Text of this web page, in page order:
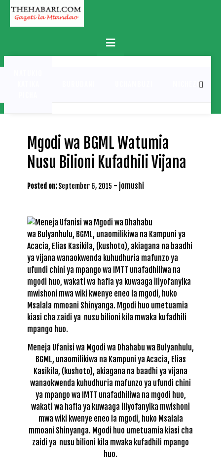
Skip
content
Primary
Menu
MICHEZO
Mgodi wa BGML Watumia
Nusu Bilioni Kufadhili Vijana
Posted on: September 6, 2015 - jomushi
Meneja Ufanisi wa Mgodi wa Dhahabu wa Bulyanhulu,
BGML, unaomilikiwa na Kampuni ya Acacia, Elias
Kasikila, (kushoto), akiagana na baadhi ya vijana
wanaokwenda kuhudhuria mafunzo ya ufundi chini
ya mpango wa IMTT unafadhiliwa na mgodi huo,
wakati wa hafla ya kuwaaga iliyofanyika mwishoni
mwa wiki kwenye eneo la mgodi, huko Msalala
mmoani Shinyanga. Mgodi huo umetuamia kiasi cha
zaidi ya nusu bilioni kila mwaka kufadhili mpango
huo.